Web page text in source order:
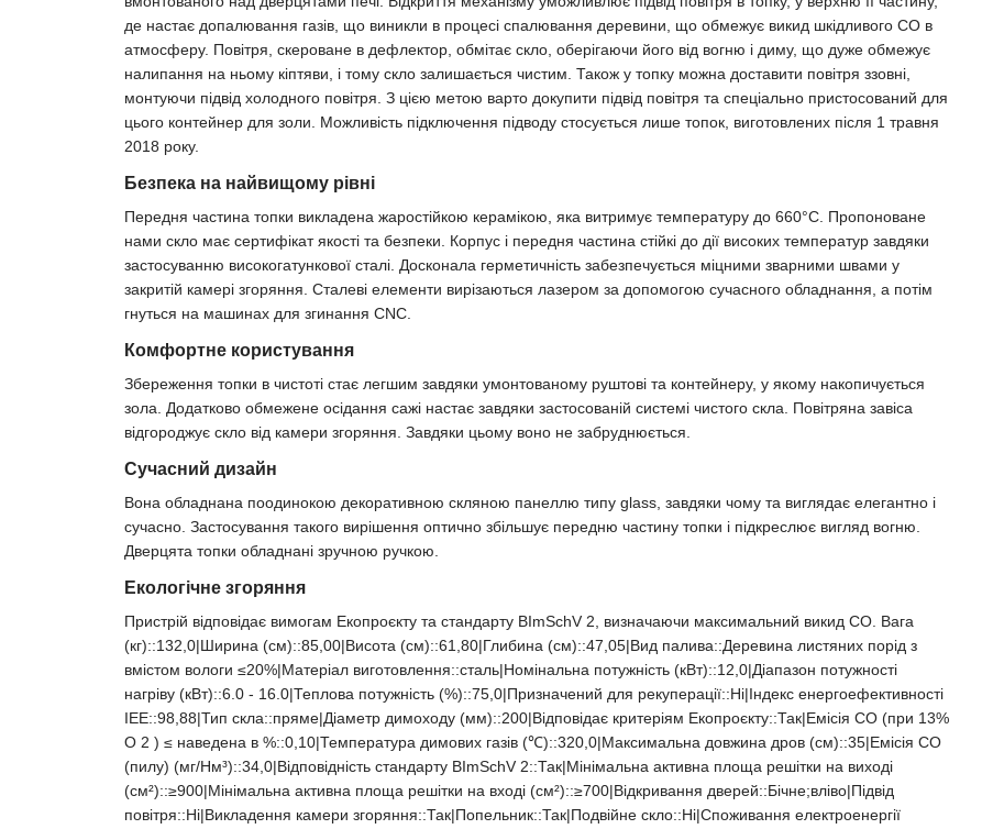
де настає допалювання газів, що виникли в процесі спалювання деревини, що обмежує викид шкідливого СО в
атмосферу. Повітря, скероване в дефлектор, обмітає скло, оберігаючи його від вогню і диму, що дуже обмежує
налипання на ньому кіптяви, і тому скло залишається чистим. Також у топку можна доставити повітря ззовні,
монтуючи підвід холодного повітря. З цією метою варто докупити підвід повітря та спеціально пристосований для
цього контейнер для золи. Можливість підключення підводу стосується лише топок, виготовлених після 1 травня
2018 року.
Безпека на найвищому рівні
Передня частина топки викладена жаростійкою керамікою, яка витримує температуру до 660°C. Пропоноване
нами скло має сертифікат якості та безпеки. Корпус і передня частина стійкі до дії високих температур завдяки
застосуванню високогатункової сталі. Досконала герметичність забезпечується міцними зварними швами у
закритій камері згоряння. Сталеві елементи вирізаються лазером за допомогою сучасного обладнання, а потім
гнуться на машинах для згинання CNC.
Комфортне користування
Збереження топки в чистоті стає легшим завдяки умонтованому руштові та контейнеру, у якому накопичується
зола. Додатково обмежене осідання сажі настає завдяки застосованій системі чистого скла. Повітряна завіса
відгороджує скло від камери згоряння. Завдяки цьому воно не забруднюється.
Сучасний дизайн
Вона обладнана поодинокою декоративною скляною панеллю типу glass, завдяки чому та виглядає елегантно і
сучасно. Застосування такого вирішення оптично збільшує передню частину топки і підкреслює вигляд вогню.
Дверцята топки обладнані зручною ручкою.
Екологічне згоряння
Пристрій відповідає вимогам Екопроєкту та стандарту BImSchV 2, визначаючи максимальний викид CO. Вага
(кг)::132,0|Ширина (см)::85,00|Висота (см)::61,80|Глибина (см)::47,05|Вид палива::Деревина листяних порід з
вмістом вологи ≤20%|Матеріал виготовлення::сталь|Номінальна потужність (кВт)::12,0|Діапазон потужності
нагріву (кВт)::6.0 - 16.0|Теплова потужність (%)::75,0|Призначений для рекуперації::Ні|Індекс енергоефективності
ІЕЕ::98,88|Тип скла::пряме|Діаметр димоходу (мм)::200|Відповідає критеріям Екопроєкту::Так|Емісія CO (при 13%
O 2 ) ≤ наведена в %::0,10|Температура димових газів (℃)::320,0|Максимальна довжина дров (см)::35|Емісія CO
(пилу) (мг/Нм³)::34,0|Відповідність стандарту BImSchV 2::Так|Мінімальна активна площа решітки на виході
(см²)::≥900|Мінімальна активна площа решітки на вході (см²)::≥700|Відкривання дверей::Бічне;вліво|Підвід
повітря::Ні|Викладення камери згоряння::Так|Попельник::Так|Подвійне скло::Ні|Споживання електроенергії